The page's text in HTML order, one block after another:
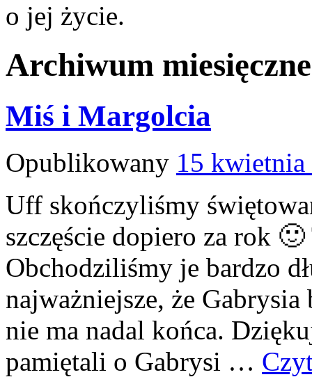
o jej życie.
Archiwum
Miś i Margolcia
Opublikowany 15 kwietnia
Uff skończyliśmy
szczęście dopiero za rok
Obchodziliśmy je bardzo
najważniejsze, że
nie ma nadal końca.
pamiętali o Gabrysi …